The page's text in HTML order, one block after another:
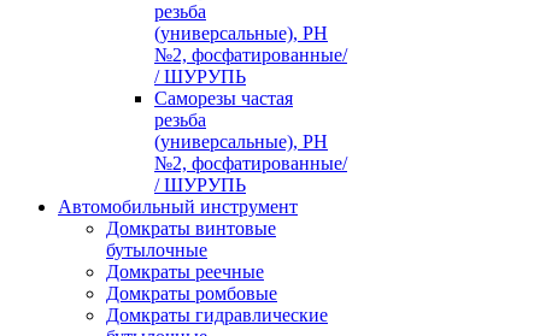
резьба
(универсальные), PH
№2, фосфатированные/
/ ШУРУПЬ
Саморезы частая
резьба
(универсальные), PH
№2, фосфатированные/
/ ШУРУПЬ
Автомобильный инструмент
Домкраты винтовые
бутылочные
Домкраты реечные
Домкраты ромбовые
Домкраты гидравлические